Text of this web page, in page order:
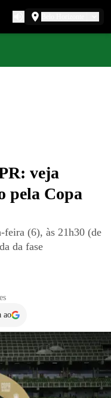
veja
pela Copa
feira (6), às 21h30 (de
da fase
ao